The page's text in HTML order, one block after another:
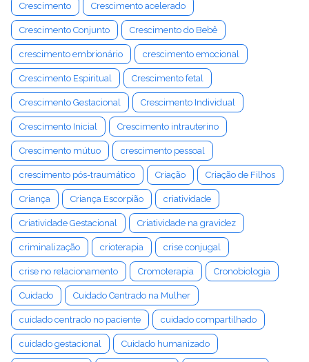
Crescimento Crescimento acelerado
Crescimento Conjunto Crescimento do Bebê
crescimento embrionário crescimento emocional
Crescimento Espiritual Crescimento fetal
Crescimento Gestacional Crescimento Individual
Crescimento Inicial Crescimento intrauterino
Crescimento mútuo crescimento pessoal
crescimento pós-traumático Criação Criação de Filhos
Criança Criança Escorpião criatividade
Criatividade Gestacional Criatividade na gravidez
criminalização crioterapia crise conjugal
crise no relacionamento Cromoterapia Cronobiologia
Cuidado Cuidado Centrado na Mulher
cuidado centrado no paciente cuidado compartilhado
cuidado gestacional Cuidado humanizado